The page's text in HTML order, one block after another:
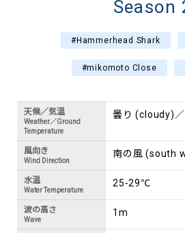
Season
#Hammerhead Shark
#mikomoto Close
天候／気温
Weather／Ground
Temperature
曇り (cloudy)
風向き
Wind Direction
南の風 (south
水温
Water Temperature
25-29℃
波の高さ
Wave
1m